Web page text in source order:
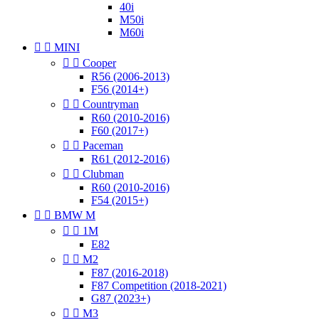
40i
M50i
M60i
  MINI
  Cooper
R56 (2006-2013)
F56 (2014+)
  Countryman
R60 (2010-2016)
F60 (2017+)
  Paceman
R61 (2012-2016)
  Clubman
R60 (2010-2016)
F54 (2015+)
  BMW M
  1M
E82
  M2
F87 (2016-2018)
F87 Competition (2018-2021)
G87 (2023+)
  M3